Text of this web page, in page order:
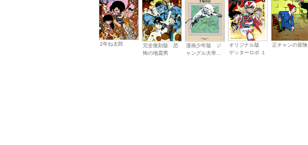
2年ね太郎
完全復刻版 恐
怖の地震男
漫画少年版 ジ
ャングル大帝...
オリジナル版
ゲッターロボ １
正チャンの冒険